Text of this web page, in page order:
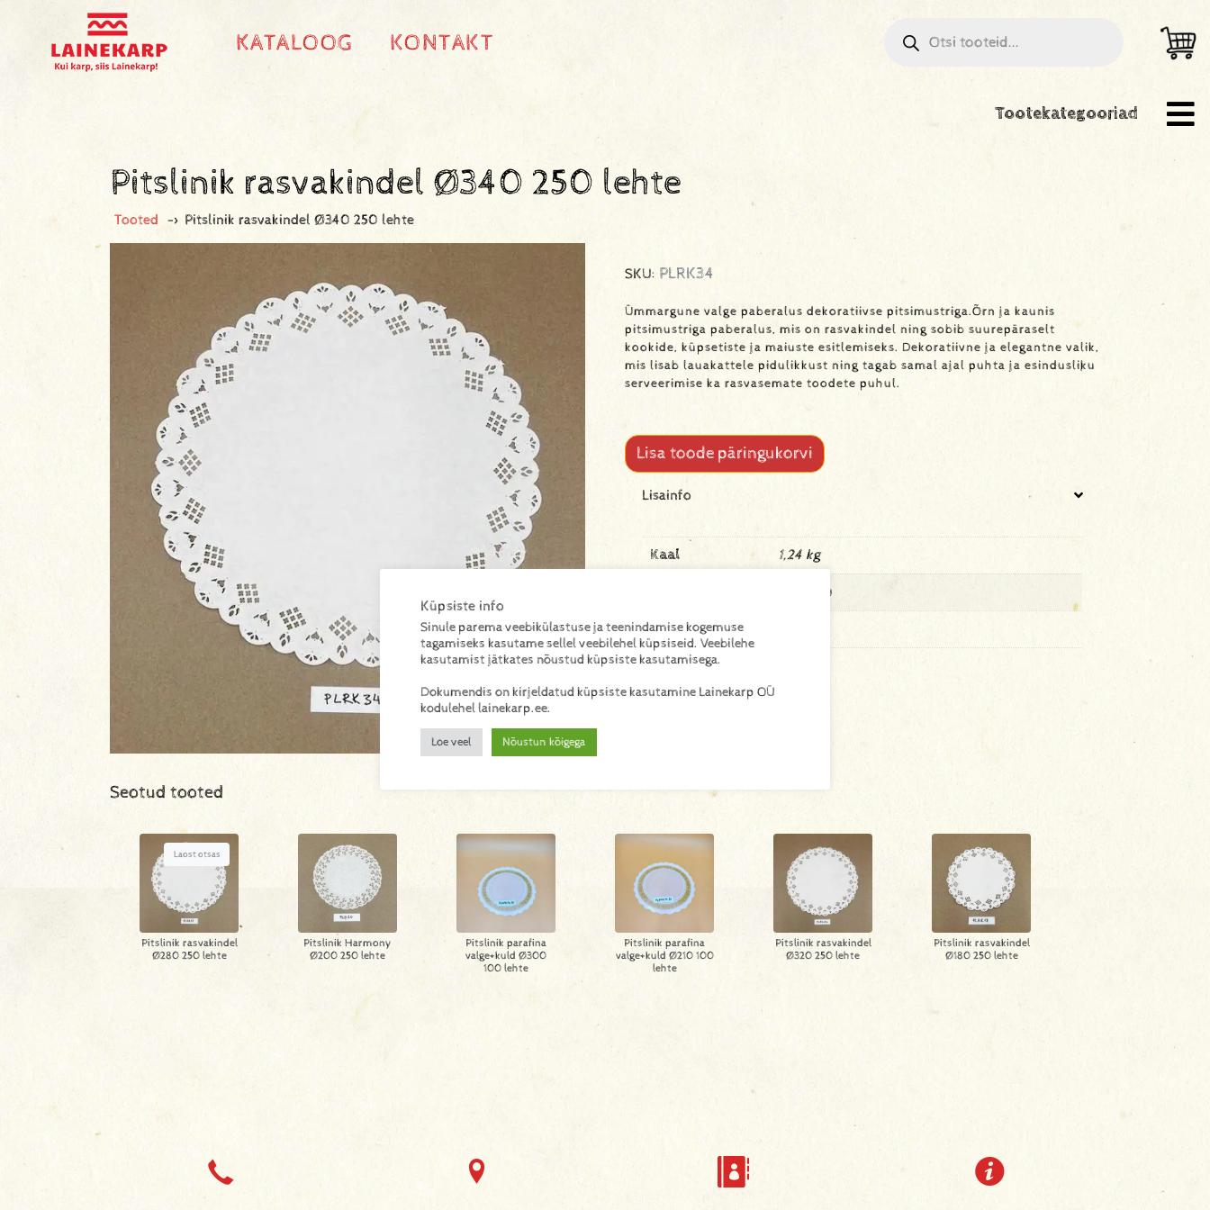
KATALOOG KONTAKT
Tootekategooriad
Pitslinik rasvakindel Ø340 250 lehte
Tooted -> Pitslinik rasvakindel Ø340 250 lehte
SKU: PLRK34
Ümmargune valge paberalus dekoratiivse pitsimustriga.Õrn ja kaunis
pitsimustriga paberalus, mis on rasvakindel ning sobib suurepäraselt
kookide, küpsetiste ja maiuste esitlemiseks. Dekoratiivne ja elegantne valik,
mis lisab lauakattele pidulikkust ning tagab samal ajal puhta ja esindusliku
serveerimise ka rasvasemate toodete puhul.
Lisa toode päringukorvi
Lisainfo
Kaal 1,24 kg
340 mm
Materjal
Seotud tooted
Laost otsas
Pitslinik rasvakindel
Ø280 250 lehte
Pitslinik Harmony
Ø200 250 lehte
Pitslinik parafina
valge+kuld Ø300
100 lehte
Pitslinik parafina
valge+kuld Ø210 100
lehte
Pitslinik rasvakindel
Ø320 250 lehte
Pitslinik rasvakindel
Ø180 250 lehte
Küpsiste info
Sinule parema veebikülastuse ja teenindamise kogemuse
tagamiseks kasutame sellel veebilehel küpsiseid. Veebilehe
kasutamist jätkates nõustud küpsiste kasutamisega.
Dokumendis on kirjeldatud küpsiste kasutamine Lainekarp OÜ
kodulehel lainekarp.ee.
Loe veel Nõustun kõigega